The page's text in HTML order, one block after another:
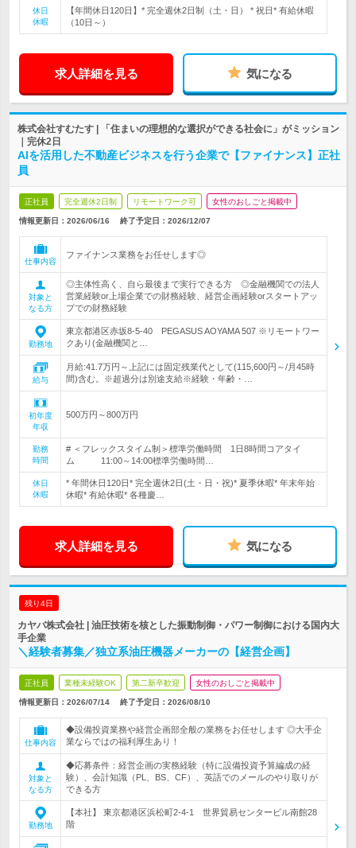
休日
休暇
【年間休日120日】* 完全週休2日制（土・日） * 祝日* 有給休暇
（10日～）
求人詳細を見る 気になる
株式会社すむたす | 「住まいの理想的な選択ができる社会に」がミッション
｜完休2日
AIを活用した不動産ビジネスを行う企業で【ファイナンス】正社
員
正社員 完全週休2日制 リモートワーク可 女性のおしごと掲載中
情報更新日：2026/06/16 終了予定日： 2026/12/07
仕事内容
ファイナンス業務をお任せします◎
対象と
なる方
◎主体性高く、自ら最後まで実行できる方 ◎金融機関での法人
営業経験or上場企業での財務経験、経営企画経験orスタートアッ
プでの財務経験
勤務地
東京都港区赤坂8-5-40 PEGASUS AOYAMA 507 ※リモートワー
クあり(金融機関と…
給与
月給:41.7万円～上記には固定残業代として(115,600円～/月45時
間)含む。※超過分は別途支給※経験・年齢・…
初年度
年収
500万円～800万円
勤務
時間
# ＜フレックスタイム制＞標準労働時間 1日8時間コアタイ
ム 11:00～14:00標準労働時間…
休日
休暇
* 年間休日120日* 完全週休2日(土・日・祝)* 夏季休暇* 年末年始
休暇* 有給休暇* 各種慶…
求人詳細を見る 気になる
残り4日
カヤバ株式会社 | 油圧技術を核とした振動制御・パワー制御における国内大
手企業
＼経験者募集／独立系油圧機器メーカーの【経営企画】
正社員 業種未経験OK 第二新卒歓迎 女性のおしごと掲載中
情報更新日：2026/07/14 終了予定日： 2026/08/10
仕事内容
◆設備投資業務や経営企画部全般の業務をお任せします ◎大手企
業ならではの福利厚生あり！
対象と
なる方
◆応募条件：経営企画の実務経験（特に設備投資予算編成の経
験）、会計知識（PL、BS、CF）、英語でのメールのやり取りが
できる方
勤務地
【本社】 東京都港区浜松町2-4-1 世界貿易センタービル南館28
階